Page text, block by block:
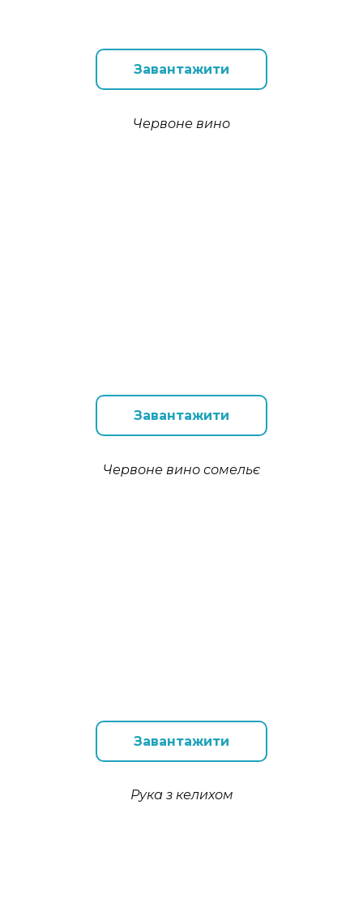
Завантажити
Червоне вино
Завантажити
Червоне вино сомельє
Завантажити
Рука з келихом